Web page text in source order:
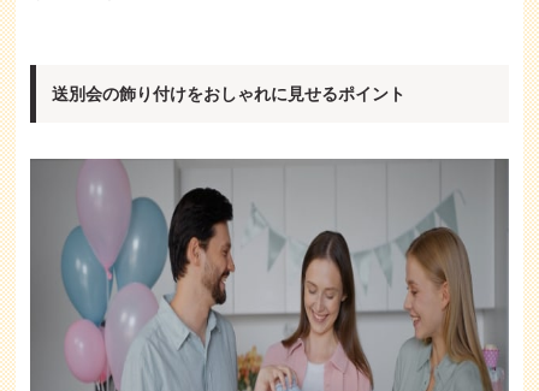
送別会の飾り付けをおしゃれに見せるポイント